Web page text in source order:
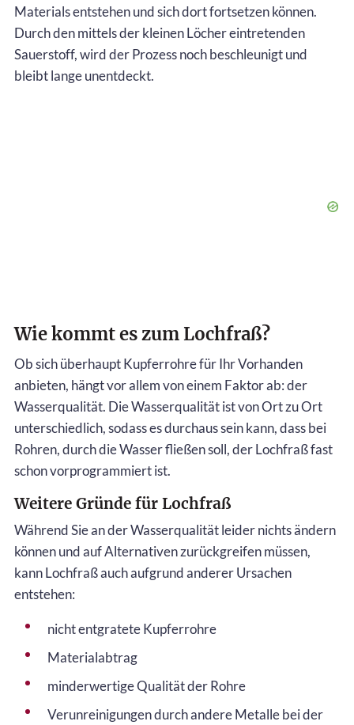
Materials entstehen und sich dort fortsetzen können.
Durch den mittels der kleinen Löcher eintretenden
Sauerstoff, wird der Prozess noch beschleunigt und
bleibt lange unentdeckt.
Wie kommt es zum Lochfraß?
Ob sich überhaupt Kupferrohre für Ihr Vorhanden
anbieten, hängt vor allem von einem Faktor ab: der
Wasserqualität. Die Wasserqualität ist von Ort zu Ort
unterschiedlich, sodass es durchaus sein kann, dass bei
Rohren, durch die Wasser fließen soll, der Lochfraß fast
schon vorprogrammiert ist.
Weitere Gründe für Lochfraß
Während Sie an der Wasserqualität leider nichts ändern
können und auf Alternativen zurückgreifen müssen,
kann Lochfraß auch aufgrund anderer Ursachen
entstehen:
nicht entgratete Kupferrohre
Materialabtrag
minderwertige Qualität der Rohre
Verunreinigungen durch andere Metalle bei der